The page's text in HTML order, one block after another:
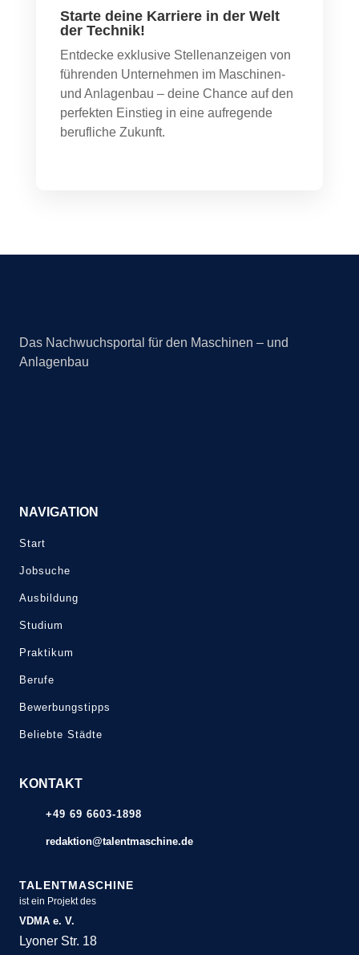
Starte deine Karriere in der Welt
der Technik!
Entdecke exklusive Stellenanzeigen von
führenden Unternehmen im Maschinen-
und Anlagenbau – deine Chance auf den
perfekten Einstieg in eine aufregende
berufliche Zukunft.
Das Nachwuchsportal für den Maschinen – und
Anlagenbau
NAVIGATION
Start
Jobsuche
Ausbildung
Studium
Praktikum
Berufe
Bewerbungstipps
Beliebte Städte
KONTAKT
+49 69 6603-1898
redaktion@talentmaschine.de
TALENTMASCHINE
ist ein Projekt des
VDMA e. V.
Lyoner Str. 18